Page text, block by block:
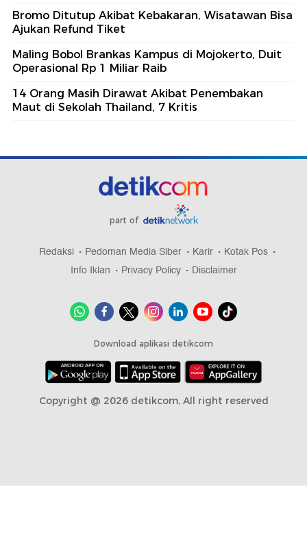
Bromo Ditutup Akibat Kebakaran, Wisatawan Bisa
Ajukan Refund Tiket
Maling Bobol Brankas Kampus di Mojokerto, Duit
Operasional Rp 1 Miliar Raib
14 Orang Masih Dirawat Akibat Penembakan
Maut di Sekolah Thailand, 7 Kritis
part of
Redaksi Pedoman Media Siber Karir
Kotak Pos
Info Iklan
Privacy Policy Disclaimer
Download aplikasi detikcom
Copyright @ 2026 detikcom, All right reserved